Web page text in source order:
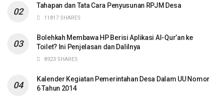
Tahapan dan Tata Cara Penyusunan RPJM Desa
11817 SHARES
Bolehkah Membawa HP Berisi Aplikasi Al-Qur’an ke
Toilet? Ini Penjelasan dan Dalilnya
8923 SHARES
Kalender Kegiatan Pemerintahan Desa Dalam UU Nomor
6 Tahun 2014